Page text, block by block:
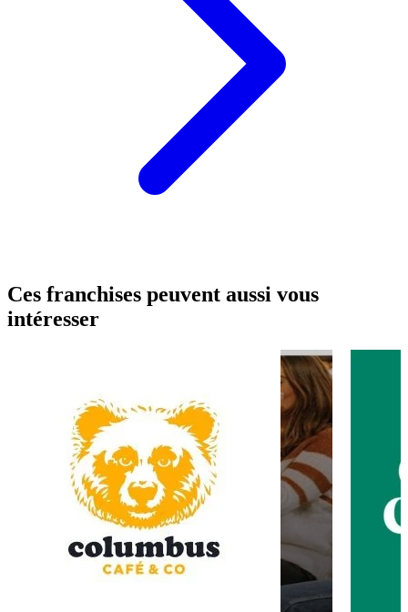
Ces franchises peuvent aussi vous
intéresser